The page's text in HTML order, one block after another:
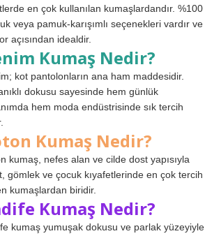
en çok kullanılan kumaşlardandır. %100
veya pamuk-karışımlı seçenekleri vardır ve
açısından idealdir.
Kumaş Nedir?
kot pantolonların ana ham maddesidir.
dokusu sayesinde hem günlük
hem moda endüstrisinde sık tercih
Kumaş Nedir?
kumaş, nefes alan ve cilde dost yapısıyla
gömlek ve çocuk kıyafetlerinde en çok tercih
kumaşlardan biridir.
Kumaş Nedir?
kumaş yumuşak dokusu ve parlak yüzeyiyle